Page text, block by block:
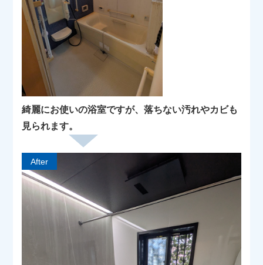
綺麗にお使いの浴室ですが、落ちない汚れやカビも
見られます。
After